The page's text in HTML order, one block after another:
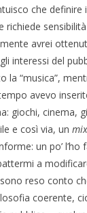
che definire
richiede
avrei
interessi del
la “musica”,
avevo
giochi, cinema,
e così via, un mix
un po’
a
reso conto
coerente,